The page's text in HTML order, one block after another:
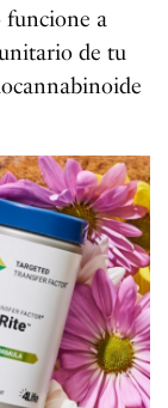
funcione a
de tu